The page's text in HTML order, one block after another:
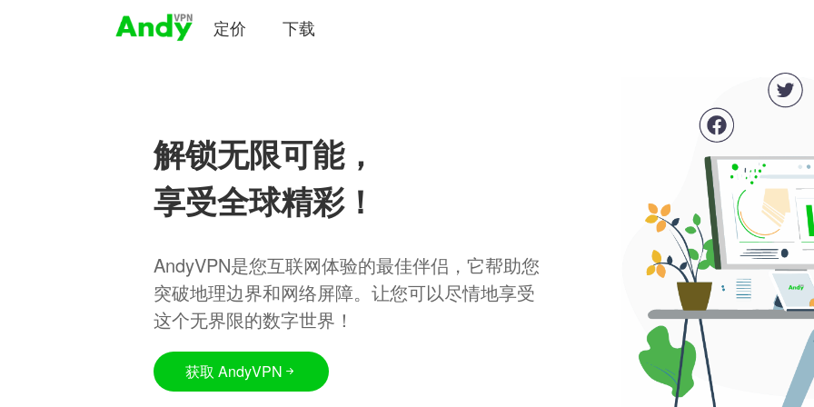
定价 下载
解锁无限可能，
享受全球精彩！
AndyVPN是您互联网体验的最佳伴侣，它帮助您
突破地理边界和网络屏障。让您可以尽情地享受
这个无界限的数字世界！
获取 AndyVPN